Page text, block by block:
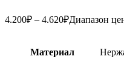
4.200₽ – 4.620₽Диапазон
Материал